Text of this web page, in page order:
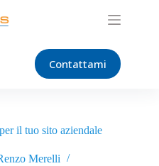
Contattami
il tuo sito aziendale
Merelli